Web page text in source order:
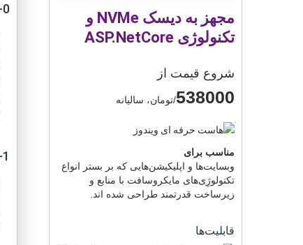
0- هاستینگ
1-سطح دسترسی فایل ها و پوشه ها
مجهز به دیسک NVMe و
تکنولوژی ASP.NetCore
شروع قیمت از
538000/تومان، سالیانه
مناسب برای
وبسایت‌ها و اپلیکیشن‌هایی که بر بستر انواع
تکنولوژِی‌های مایکروسافت با منابع و
زیرساخت قدرتمند طراحی شده اند.
قابلیت‌ها